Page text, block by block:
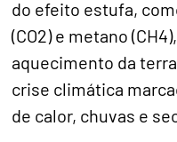
do efeito estufa,
(CO2) e metano
aquecimento da
crise climática
de calor, chuvas e